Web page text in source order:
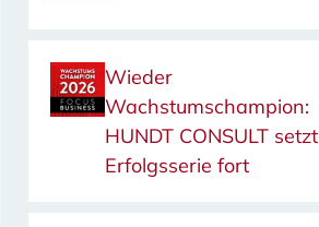
Wieder
Wachstumschampion:
HUNDT CONSULT setzt
Erfolgsserie fort